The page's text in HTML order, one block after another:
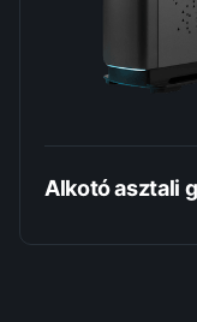
Alkotó asztali